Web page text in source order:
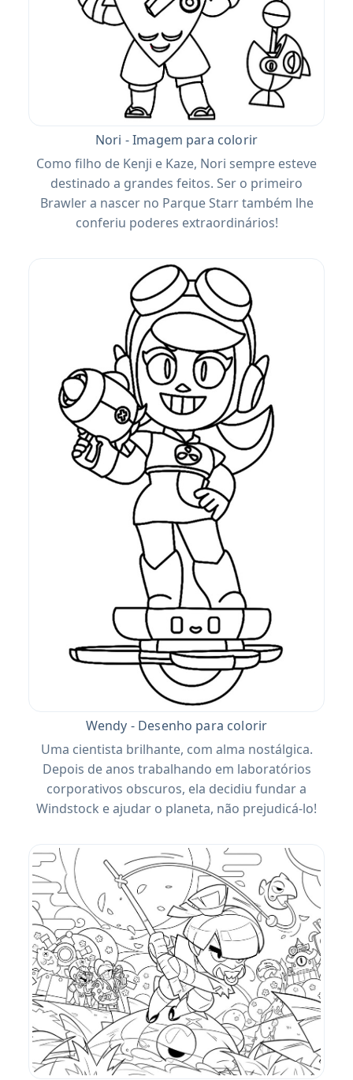
Nori - Imagem para colorir
Como filho de Kenji e Kaze, Nori sempre esteve
destinado a grandes feitos. Ser o primeiro
Brawler a nascer no Parque Starr também lhe
conferiu poderes extraordinários!
Wendy - Desenho para colorir
Uma cientista brilhante, com alma nostálgica.
Depois de anos trabalhando em laboratórios
corporativos obscuros, ela decidiu fundar a
Windstock e ajudar o planeta, não prejudicá-lo!